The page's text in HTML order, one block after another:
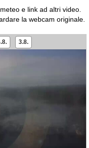
e link ad altri video.
la webcam originale.
3.8.